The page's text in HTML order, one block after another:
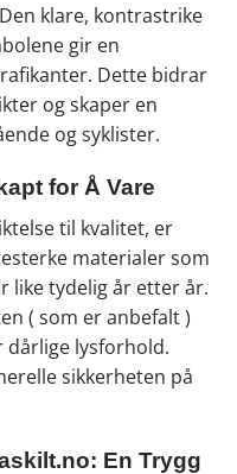
klare, kontrastrike
gir en
Dette bidrar
og skaper en
og syklister.
for Å Vare
til kvalitet, er
materialer som
like tydelig år etter år.
( som er anbefalt )
dårlige lysforhold.
sikkerheten på
En Trygg